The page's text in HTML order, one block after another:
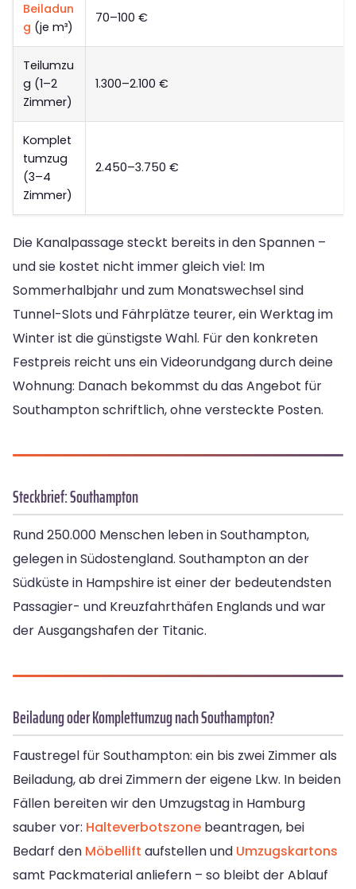
Beiladun
g (je m³)
70–100 €
Teilumzu
g (1–2
Zimmer)
1.300–2.100 €
Komplet
tumzug
(3–4
Zimmer)
2.450–3.750 €
Die Kanalpassage steckt bereits in den Spannen –
und sie kostet nicht immer gleich viel: Im
Sommerhalbjahr und zum Monatswechsel sind
Tunnel-Slots und Fährplätze teurer, ein Werktag im
Winter ist die günstigste Wahl. Für den konkreten
Festpreis reicht uns ein Videorundgang durch deine
Wohnung: Danach bekommst du das Angebot für
Southampton schriftlich, ohne versteckte Posten.
Steckbrief: Southampton
Rund 250.000 Menschen leben in Southampton,
gelegen in Südostengland. Southampton an der
Südküste in Hampshire ist einer der bedeutendsten
Passagier- und Kreuzfahrthäfen Englands und war
der Ausgangshafen der Titanic.
Beiladung oder Komplettumzug nach Southampton?
Faustregel für Southampton: ein bis zwei Zimmer als
Beiladung, ab drei Zimmern der eigene Lkw. In beiden
Fällen bereiten wir den Umzugstag in Hamburg
sauber vor: Halteverbotszone beantragen, bei
Bedarf den Möbellift aufstellen und Umzugskartons
samt Packmaterial anliefern – so bleibt der Ablauf